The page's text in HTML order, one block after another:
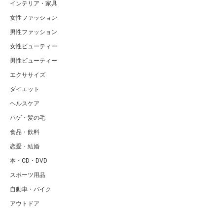
インテリア・家具
女性ファッション
男性ファッション
女性ビューティー
男性ビューティー
エクササイズ
ダイエット
ヘルスケア
ハゲ・髪の毛
食品・飲料
恋愛・結婚
本・CD・DVD
スポーツ用品
自動車・バイク
アウトドア